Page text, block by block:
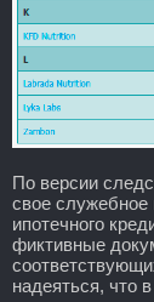
По версии
свое служебное
ипотечного
фиктивные
надеяться, что